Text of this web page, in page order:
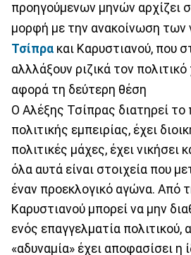
προηγούμενων μηνών αρχίζει
μορφή με την ανακοίνωση
Τσίπρα και Καρυστιανού, που
αλλλάξουν ριζικά τον
αφορά τη δεύτερη θέση
Ο Αλέξης Τσίπρας διατηρεί το
πολιτικής εμπειρίας, έχει
πολιτικές μάχες, έχει νικήσει
όλα αυτά είναι στοιχεία που
έναν προεκλογικό αγώνα. Από
Καρυστιανού μπορεί να μην
ενός επαγγελματία πολιτικού,
«αδυναμία» έχει αποφασίσει η